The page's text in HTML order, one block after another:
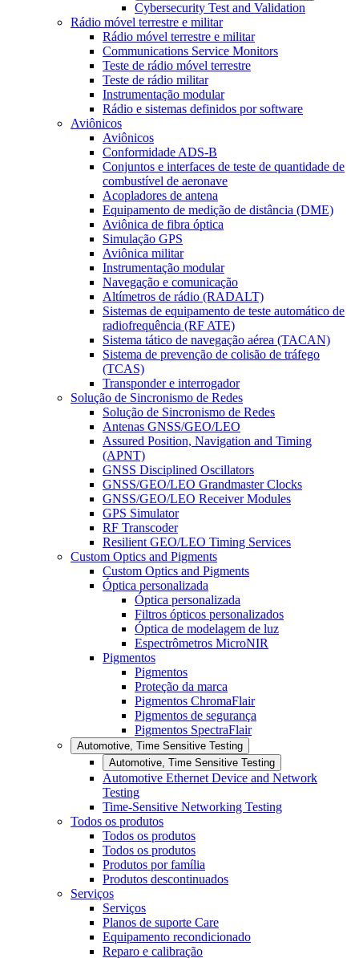
Cybersecurity Test and Validation
Rádio móvel terrestre e militar
Rádio móvel terrestre e militar
Communications Service Monitors
Teste de rádio móvel terrestre
Teste de rádio militar
Instrumentação modular
Rádio e sistemas definidos por software
Aviônicos
Aviônicos
Conformidade ADS-B
Conjuntos e interfaces de teste de quantidade de
combustível de aeronave
Acopladores de antena
Equipamento de medição de distância (DME)
Aviônica de fibra óptica
Simulação GPS
Aviônica militar
Instrumentação modular
Navegação e comunicação
Altímetros de rádio (RADALT)
Sistemas de equipamento de teste automático de
radiofrequência (RF ATE)
Sistema tático de navegação aérea (TACAN)
Sistema de prevenção de colisão de tráfego
(TCAS)
Transponder e interrogador
Solução de Sincronismo de Redes
Solução de Sincronismo de Redes
Antenas GNSS/GEO/LEO
Assured Position, Navigation and Timing
(APNT)
GNSS Disciplined Oscillators
GNSS/GEO/LEO Grandmaster Clocks
GNSS/GEO/LEO Receiver Modules
GPS Simulator
RF Transcoder
Resilient GEO/LEO Timing Services
Custom Optics and Pigments
Custom Optics and Pigments
Óptica personalizada
Óptica personalizada
Filtros ópticos personalizados
Óptica de modelagem de luz
Espectrômetros MicroNIR
Pigmentos
Pigmentos
Proteção da marca
Pigmentos ChromaFlair
Pigmentos de segurança
Pigmentos SpectraFlair
Automotive, Time Sensitive Testing
Automotive, Time Sensitive Testing
Automotive Ethernet Device and Network
Testing
Time-Sensitive Networking Testing
Todos os produtos
Todos os produtos
Todos os produtos
Produtos por família
Produtos descontinuados
Serviços
Serviços
Planos de suporte Care
Equipamento recondicionado
Reparo e calibração